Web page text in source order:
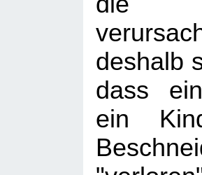
deshalb
dass
ein